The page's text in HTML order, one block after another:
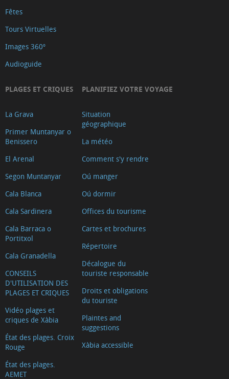
Ca
Lambert
Capilla
de
Anna
d
´Arnauda
(Tour
2025)
Riurau
d
2018)
tradicional
L'escaldà
Casa
tradicional
Carrer
Nou
Capilla
del
Convento
Fêtes
Tours Virtuelles
Images 360º
Audioguide
PLAGES ET CRIQUES
La Grava
Primer Muntanyar o
Benissero
El Arenal
Segon Muntanyar
Cala Blanca
Cala Sardinera
Cala Barraca o
Portitxol
Cala Granadella
CONSEILS
D'UTILISATION DES
PLAGES ET CRIQUES
Vidéo plages et
criques de Xàbia
État des plages. Croix
Rouge
État des plages.
AEMET
PLANIFIEZ VOTRE VOYAGE
Situation
géographique
La météo
Comment s'y rendre
Oú manger
Oú dormir
Offices du tourisme
Cartes et brochures
Répertoire
Décalogue du
touriste responsable
Droits et obligations
du touriste
Plaintes and
suggestions
Xàbia accessible